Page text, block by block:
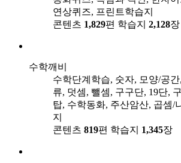
연상퀴즈, 프린트학습지
콘텐츠 1,829편 학습지 2,128장
수학깨비
수학단계학습, 숫자, 모양/공
류, 덧셈, 뺄셈, 구구단, 19단,
탑, 수학동화, 주산암산, 곱셈/
지
콘텐츠 819편 학습지 1,345장